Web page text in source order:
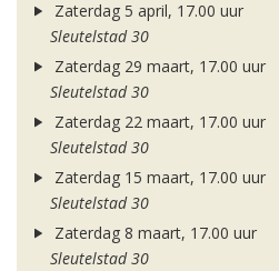
Zaterdag 5 april, 17.00 uur
Sleutelstad 30
Zaterdag 29 maart, 17.00 uur
Sleutelstad 30
Zaterdag 22 maart, 17.00 uur
Sleutelstad 30
Zaterdag 15 maart, 17.00 uur
Sleutelstad 30
Zaterdag 8 maart, 17.00 uur
Sleutelstad 30